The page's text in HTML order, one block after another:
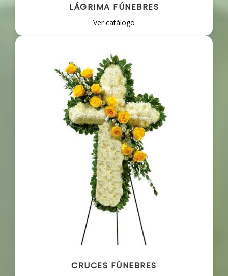
LÁGRIMA FÚNEBRES
Ver catálogo
CRUCES FÚNEBRES